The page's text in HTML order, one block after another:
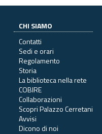
CHI SIAMO
Contatti
Sedi e orari
Regolamento
Storia
La biblioteca nella rete
COBIRE
Collaborazioni
Scopri Palazzo Cerretani
Avvisi
Dicono di noi